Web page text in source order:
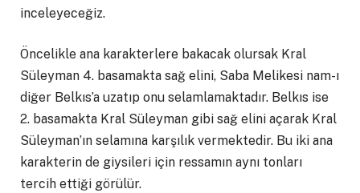
inceleyeceğiz.
Öncelikle ana karakterlere bakacak olursak Kral
Süleyman 4. basamakta sağ elini, Saba Melikesi nam-ı
diğer Belkıs’a uzatıp onu selamlamaktadır. Belkıs ise
2. basamakta Kral Süleyman gibi sağ elini açarak Kral
Süleyman’ın selamına karşılık vermektedir. Bu iki ana
karakterin de giysileri için ressamın aynı tonları
tercih ettiği görülür.